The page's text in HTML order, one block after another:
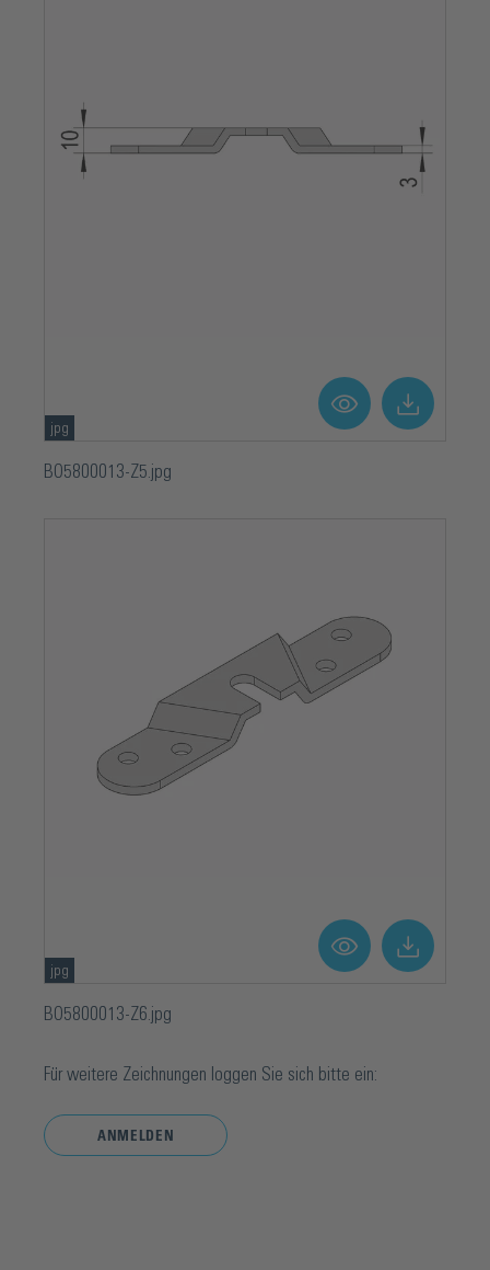
jpg
BO5800013-Z5.jpg
jpg
BO5800013-Z6.jpg
Für weitere Zeichnungen loggen Sie sich bitte ein:
ANMELDEN